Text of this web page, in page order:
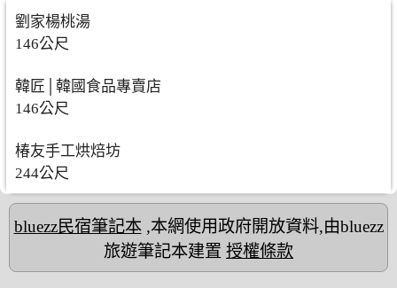
劉家楊桃湯
146公尺
韓匠│韓國食品專賣店
146公尺
椿友手工烘焙坊
244公尺
bluezz民宿筆記本,本網使用政府開放資料,由bluezz
旅遊筆記本建置 授權條款